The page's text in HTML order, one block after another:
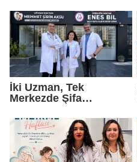
Turizmi İçin Yeni Bir
Dönemin Başlangıcıdır"
İki Uzman, Tek
Merkezde Şifa